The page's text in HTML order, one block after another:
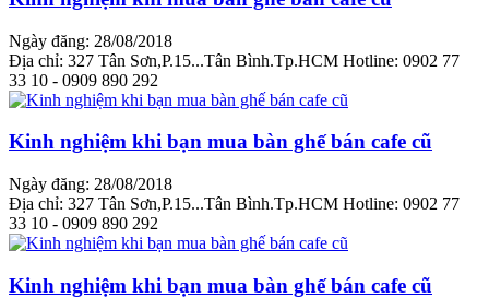
Ngày đăng: 28/08/2018
Địa chỉ: 327 Tân Sơn,P.15...Tân Bình.Tp.HCM Hotline: 0902 77
33 10 - 0909 890 292
Kinh nghiệm khi bạn mua bàn ghế bán cafe cũ
Ngày đăng: 28/08/2018
Địa chỉ: 327 Tân Sơn,P.15...Tân Bình.Tp.HCM Hotline: 0902 77
33 10 - 0909 890 292
Kinh nghiệm khi bạn mua bàn ghế bán cafe cũ